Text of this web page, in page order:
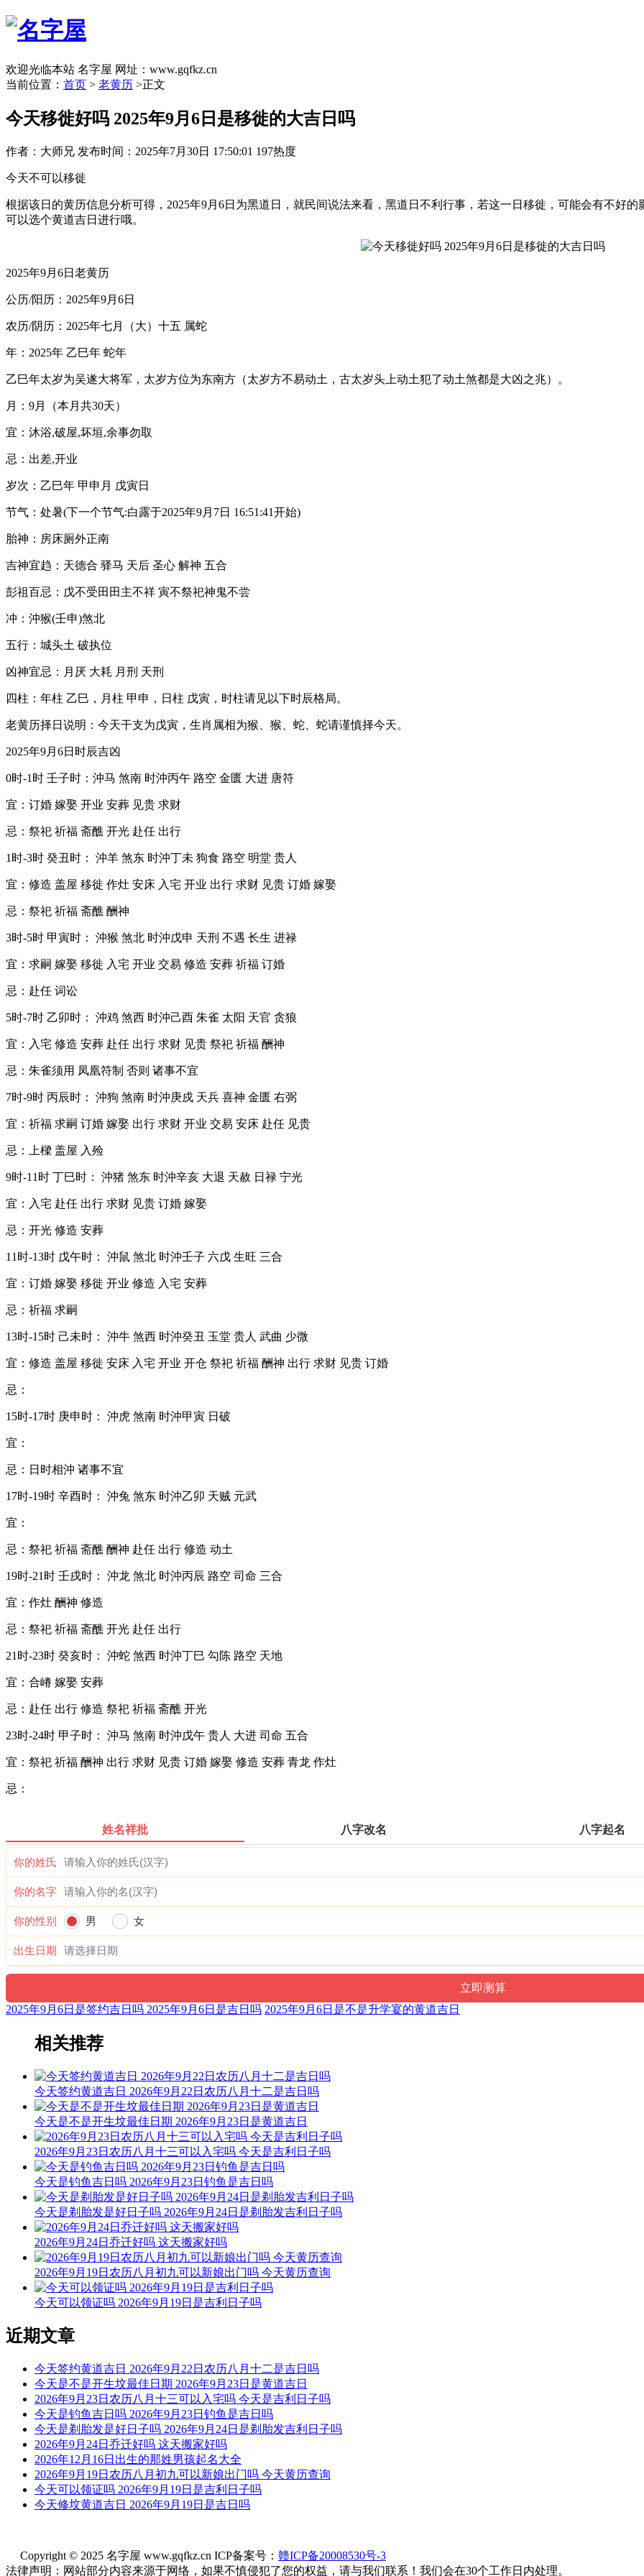
欢迎光临本站 名字屋 网址：www.gqfkz.cn
当前位置： 首页 > 老黄历 >正文
今天移徙好吗 2025年9月6日是移徙的大吉日吗
作者：大师兄 发布时间：2025年7月30日 17:50:01 197热度
今天不可以移徙
根据该日的黄历信息分析可得，2025年9月6日为黑道日，就民间说法来看，黑道日不利行事，若这一日移徙，可能会有不好
可以选个黄道吉日进行哦。
2025年9月6日老黄历
公历/阳历：2025年9月6日
农历/阴历：2025年七月（大）十五 属蛇
年：2025年 乙巳年 蛇年
乙巳年太岁为吴遂大将军，太岁方位为东南方（太岁方不易动土，古太岁头上动土犯了动土煞都是大凶之兆）。
月：9月（本月共30天）
宜：沐浴,破屋,坏垣,余事勿取
忌：出差,开业
岁次：乙巳年 甲申月 戊寅日
节气：处暑(下一个节气:白露于2025年9月7日 16:51:41开始)
胎神：房床厕外正南
吉神宜趋：天德合 驿马 天后 圣心 解神 五合
彭祖百忌：戊不受田田主不祥 寅不祭祀神鬼不尝
冲：沖猴(壬申)煞北
五行：城头土 破执位
凶神宜忌：月厌 大耗 月刑 天刑
四柱：年柱 乙巳，月柱 甲申，日柱 戊寅，时柱请见以下时辰格局。
老黄历择日说明：今天干支为戊寅，生肖属相为猴、猴、蛇、蛇请谨慎择今天。
2025年9月6日时辰吉凶
0时-1时 壬子时：沖马 煞南 时沖丙午 路空 金匮 大进 唐符
宜：订婚 嫁娶 开业 安葬 见贵 求财
忌：祭祀 祈福 斋醮 开光 赴任 出行
1时-3时 癸丑时： 沖羊 煞东 时沖丁未 狗食 路空 明堂 贵人
宜：修造 盖屋 移徙 作灶 安床 入宅 开业 出行 求财 见贵 订婚 嫁娶
忌：祭祀 祈福 斋醮 酬神
3时-5时 甲寅时： 沖猴 煞北 时沖戊申 天刑 不遇 长生 进禄
宜：求嗣 嫁娶 移徙 入宅 开业 交易 修造 安葬 祈福 订婚
忌：赴任 词讼
5时-7时 乙卯时： 沖鸡 煞西 时沖己酉 朱雀 太阳 天官 贪狼
宜：入宅 修造 安葬 赴任 出行 求财 见贵 祭祀 祈福 酬神
忌：朱雀须用 凤凰符制 否则 诸事不宜
7时-9时 丙辰时： 沖狗 煞南 时沖庚戍 天兵 喜神 金匮 右弼
宜：祈福 求嗣 订婚 嫁娶 出行 求财 开业 交易 安床 赴任 见贵
忌：上樑 盖屋 入殓
9时-11时 丁巳时： 沖猪 煞东 时沖辛亥 大退 天赦 日禄 宁光
宜：入宅 赴任 出行 求财 见贵 订婚 嫁娶
忌：开光 修造 安葬
11时-13时 戊午时： 沖鼠 煞北 时沖壬子 六戊 生旺 三合
宜：订婚 嫁娶 移徙 开业 修造 入宅 安葬
忌：祈福 求嗣
13时-15时 己未时： 沖牛 煞西 时沖癸丑 玉堂 贵人 武曲 少微
宜：修造 盖屋 移徙 安床 入宅 开业 开仓 祭祀 祈福 酬神 出行 求财 见贵 订婚
忌：
15时-17时 庚申时： 沖虎 煞南 时沖甲寅 日破
宜：
忌：日时相沖 诸事不宜
17时-19时 辛酉时： 沖兔 煞东 时沖乙卯 天贼 元武
宜：
忌：祭祀 祈福 斋醮 酬神 赴任 出行 修造 动土
19时-21时 壬戌时： 沖龙 煞北 时沖丙辰 路空 司命 三合
宜：作灶 酬神 修造
忌：祭祀 祈福 斋醮 开光 赴任 出行
21时-23时 癸亥时： 沖蛇 煞西 时沖丁巳 勾陈 路空 天地
宜：合嵴 嫁娶 安葬
忌：赴任 出行 修造 祭祀 祈福 斋醮 开光
23时-24时 甲子时： 沖马 煞南 时沖戊午 贵人 大进 司命 五合
宜：祭祀 祈福 酬神 出行 求财 见贵 订婚 嫁娶 修造 安葬 青龙 作灶
忌：
姓名祥批 八字改名 八字起名
你的姓氏
你的名字
你的性别 男 女
出生日期
2025年9月6日是签约吉日吗 2025年9月6日是吉日吗 2025年9月6日是不是升学宴的黄道吉日
相关推荐
今天签约黄道吉日 2026年9月22日农历八月十二是吉日吗
今天是不是开生坟最佳日期 2026年9月23日是黄道吉日
2026年9月23日农历八月十三可以入宅吗 今天是吉利日子吗
今天是钓鱼吉日吗 2026年9月23日钓鱼是吉日吗
今天是剃胎发是好日子吗 2026年9月24日是剃胎发吉利日子吗
2026年9月24日乔迁好吗 这天搬家好吗
2026年9月19日农历八月初九可以新娘出门吗 今天黄历查询
今天可以领证吗 2026年9月19日是吉利日子吗
近期文章
今天签约黄道吉日 2026年9月22日农历八月十二是吉日吗
今天是不是开生坟最佳日期 2026年9月23日是黄道吉日
2026年9月23日农历八月十三可以入宅吗 今天是吉利日子吗
今天是钓鱼吉日吗 2026年9月23日钓鱼是吉日吗
今天是剃胎发是好日子吗 2026年9月24日是剃胎发吉利日子吗
2026年9月24日乔迁好吗 这天搬家好吗
2026年12月16日出生的那姓男孩起名大全
2026年9月19日农历八月初九可以新娘出门吗 今天黄历查询
今天可以领证吗 2026年9月19日是吉利日子吗
今天修坟黄道吉日 2026年9月19日是吉日吗
Copyright © 2025 名字屋 www.gqfkz.cn ICP备案号： 赣ICP备20008530号-3
法律声明：网站部分内容来源于网络，如果不慎侵犯了您的权益，请与我们联系！我们会在30个工作日内处理。